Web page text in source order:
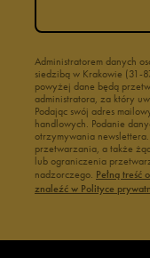
Administratorem danych
siedzibą w Krakowie (31-
powyżej dane będą
administratora, za który
Podając swój adres
handlowych. Podanie
otrzymywania
przetwarzania, a także
lub ograniczenia
nadzorczego. Pełną treść
znaleźć w Polityce